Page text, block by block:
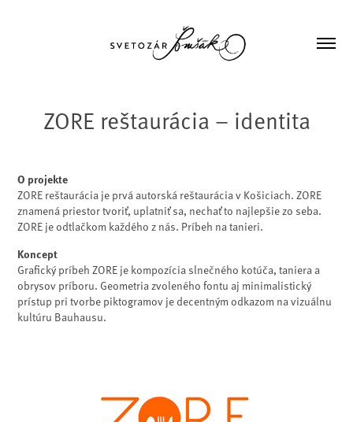
ZORE reštaurácia – identita
O projekte
ZORE reštaurácia je prvá autorská reštaurácia v Košiciach. ZORE
znamená priestor tvoriť, uplatniť sa, nechať to najlepšie zo seba.
ZORE je odtlačkom každého z nás. Príbeh na tanieri.
Koncept
Grafický príbeh ZORE je kompozícia slnečného kotúča, taniera a
obrysov príboru. Geometria zvoleného fontu aj minimalistický
prístup pri tvorbe piktogramov je decentným odkazom na vizuálnu
kultúru Bauhausu.